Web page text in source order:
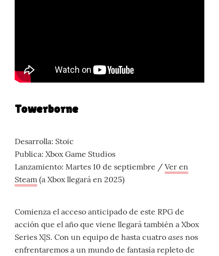
Towerborne
Desarrolla: Stoic
Publica: Xbox Game Studios
Lanzamiento: Martes 10 de septiembre / Ver en
Steam (a Xbox llegará en 2025)
Comienza el acceso anticipado de este RPG de
acción que el año que viene llegará también a Xbox
Series X|S. Con un equipo de hasta cuatro ases nos
enfrentaremos a un mundo de fantasía repleto de